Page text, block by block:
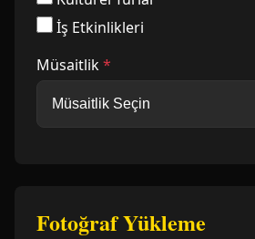
İş Etkinlikleri
Müsaitlik*
Fotoğraf Yükleme